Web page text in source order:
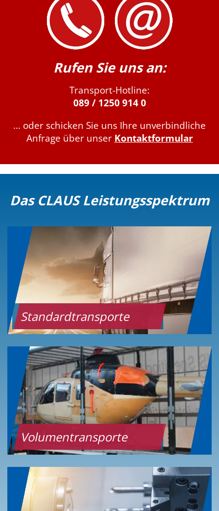
Rufen Sie uns an:
Transport-Hotline:
089 / 1250 914 0
... oder schicken Sie uns Ihre unverbindliche
Anfrage über unser Kontaktformular
Das CLAUS Leistungsspektrum
Standardtransporte
Volumentransporte